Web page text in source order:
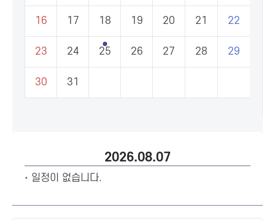
16 17 18 19 20 21 22
23 24 25 26 27 28 29
30 31
2026.08.07
일정이 없습니다.